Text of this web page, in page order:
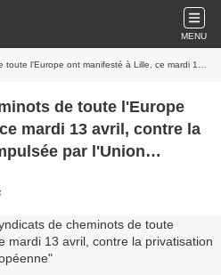
MENU
à Lille, ce mardi 13 avril, contre la privatisation du rail impulsée par l'Union Européenne
de toute l'Europe
mardi 13 avril, contre la
par l'Union